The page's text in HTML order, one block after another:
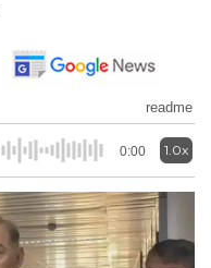
readme
0:00 1.0x